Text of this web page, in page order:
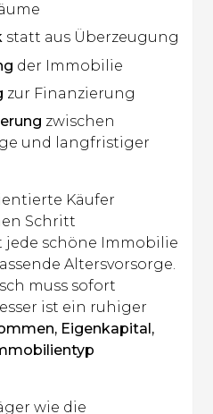
statt aus Überzeugung
der Immobilie
zur Finanzierung
zwischen
und langfristiger
Käufer
Schritt
jede schöne Immobilie
Altersvorsorge.
muss sofort
ist ein ruhiger
Eigenkapital,
wie die